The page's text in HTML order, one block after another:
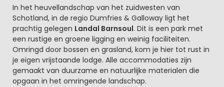
Beschrijving
In het heuvellandschap van het zuidwesten van
Schotland, in de regio Dumfries & Galloway ligt het
prachtig gelegen Landal Barnsoul. Dit is een park met
een rustige en groene ligging en weinig faciliteiten.
Omringd door bossen en grasland, kom je hier tot rust in
je eigen vrijstaande lodge. Alle accommodaties zijn
gemaakt van duurzame en natuurlijke materialen die
opgaan in het omringende landschap.